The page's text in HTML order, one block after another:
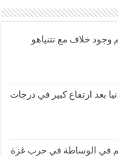
وجود خلاف مع نتنياهو
بعد ارتفاع كبير في درجات
في الوساطة في حرب غزة